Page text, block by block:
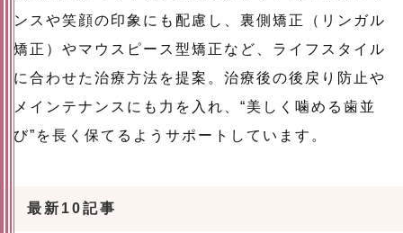
ンスや笑顔の印象にも配慮し、裏側矯正（リンガル
矯正）やマウスピース型矯正など、ライフスタイル
に合わせた治療方法を提案。治療後の後戻り防止や
メインテナンスにも力を入れ、“美しく噛める歯並
び”を長く保てるようサポートしています。
最新10記事